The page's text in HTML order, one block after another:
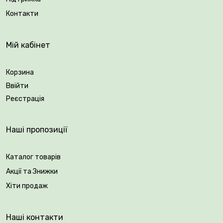
Контакти
Мій кабінет
Корзина
Ввійти
Реєстрація
Наші пропозиції
Каталог товарів
Акції та Знижки
Хіти продаж
Наші контакти